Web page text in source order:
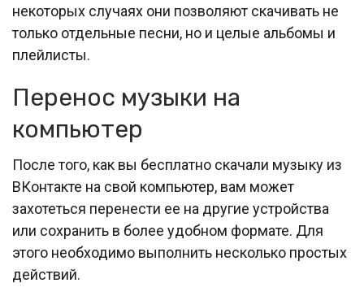
некоторых случаях они позволяют скачивать не
только отдельные песни, но и целые альбомы и
плейлисты.
Перенос музыки на
компьютер
После того, как вы бесплатно скачали музыку из
ВКонтакте на свой компьютер, вам может
захотеться перенести ее на другие устройства
или сохранить в более удобном формате. Для
этого необходимо выполнить несколько простых
действий.